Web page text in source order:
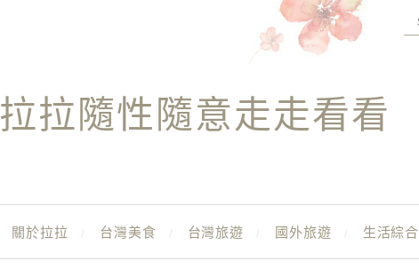
拉拉隨性隨意走走看看
關於拉拉 台灣美食 台灣旅遊 國外旅遊 生活綜合